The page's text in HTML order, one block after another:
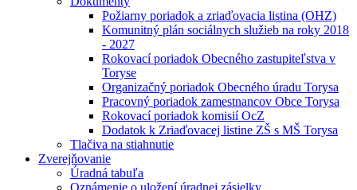
Požiarny poriadok a zriaďovacia listina (OHZ)
Komunitný plán sociálnych služieb na roky 2018
- 2027
Rokovací poriadok Obecného zastupiteľstva v
Toryse
Organizačný poriadok Obecného úradu Torysa
Pracovný poriadok zamestnancov Obce Torysa
Rokovací poriadok komisií OcZ
Dodatok k Zriaďovacej listine ZŠ s MŠ Torysa
Tlačiva na stiahnutie
Zverejňovanie
Úradná tabuľa
Oznámenie o uložení úradnej zásielky